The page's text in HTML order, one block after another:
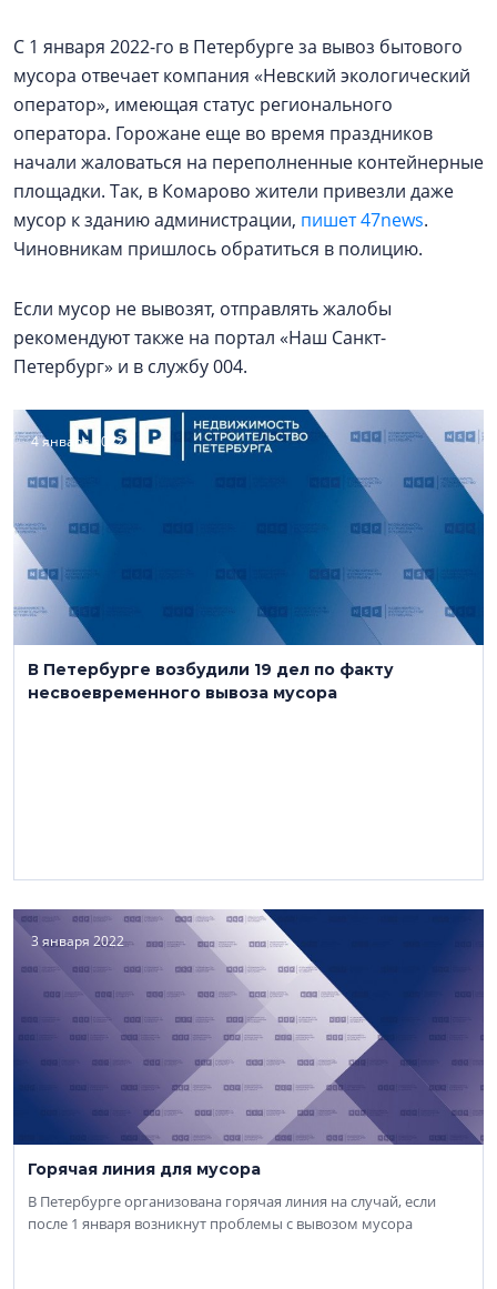
С 1 января 2022-го в Петербурге за вывоз бытового
мусора отвечает компания «Невский экологический
оператор», имеющая статус регионального
оператора. Горожане еще во время праздников
начали жаловаться на переполненные контейнерные
площадки. Так, в Комарово жители привезли даже
мусор к зданию администрации, пишет 47news.
Чиновникам пришлось обратиться в полицию.
Если мусор не вывозят, отправлять жалобы
рекомендуют также на портал «Наш Санкт-
Петербург» и в службу 004.
4 января 2022
В Петербурге возбудили 19 дел по факту
несвоевременного вывоза мусора
3 января 2022
Горячая линия для мусора
В Петербурге организована горячая линия на случай, если
после 1 января возникнут проблемы с вывозом мусора